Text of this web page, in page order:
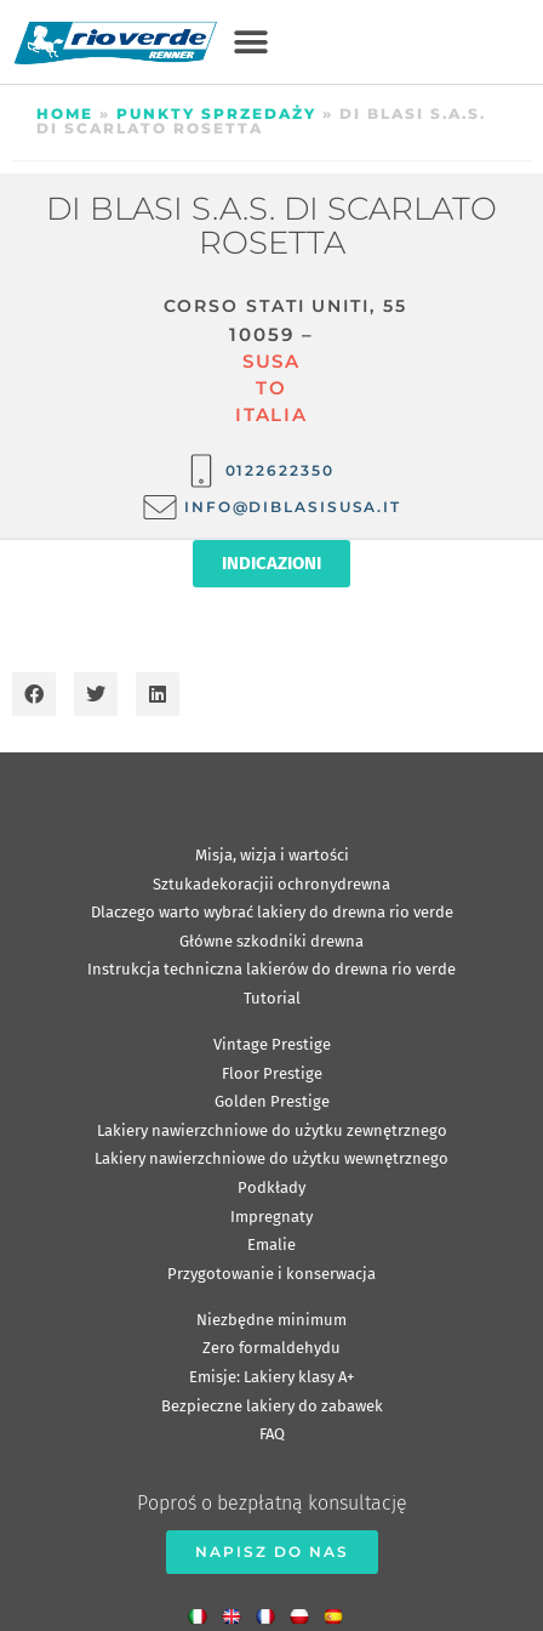
HOME » PUNKTY SPRZEDAŻY » DI BLASI S.A.S.
DI SCARLATO ROSETTA
DI BLASI S.A.S. DI SCARLATO
ROSETTA
CORSO STATI UNITI, 55
10059 –
SUSA
TO
ITALIA
0122622350
INFO@DIBLASISUSA.IT
INDICAZIONI
Misja, wizja i wartości
Sztukadekoracjii ochronydrewna
Dlaczego warto wybrać lakiery do drewna rio verde
Główne szkodniki drewna
Instrukcja techniczna lakierów do drewna rio verde
Tutorial
Vintage Prestige
Floor Prestige
Golden Prestige
Lakiery nawierzchniowe do użytku zewnętrznego
Lakiery nawierzchniowe do użytku wewnętrznego
Podkłady
Impregnaty
Emalie
Przygotowanie i konserwacja
Niezbędne minimum
Zero formaldehydu
Emisje: Lakiery klasy A+
Bezpieczne lakiery do zabawek
FAQ
Poproś o bezpłatną konsultację
NAPISZ DO NAS